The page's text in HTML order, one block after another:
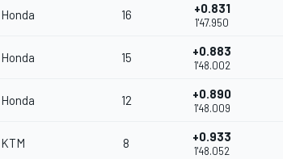
Honda 16 +0.831
1'47.950
Honda 15 +0.883
1'48.002
Honda 12 +0.890
1'48.009
KTM 8 +0.933
1'48.052